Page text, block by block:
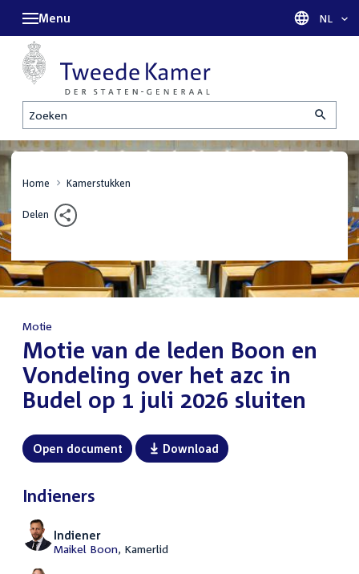
Zoeken
Menu Taal
NL
Home Kamerstukken
Delen
Motie
:Motie van de leden Boon en
Vondeling over het azc in
Budel op 1 juli 2026 sluiten
Open document Download
Indieners
Indiener
Maikel Boon, Kamerlid